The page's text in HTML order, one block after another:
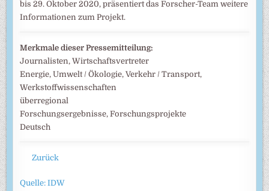
bis 29. Oktober 2020, präsentiert das Forscher-Team weitere
Informationen zum Projekt.
Merkmale dieser Pressemitteilung:
Journalisten, Wirtschaftsvertreter
Energie, Umwelt / Ökologie, Verkehr / Transport,
Werkstoffwissenschaften
überregional
Forschungsergebnisse, Forschungsprojekte
Deutsch
Zurück
Quelle: IDW